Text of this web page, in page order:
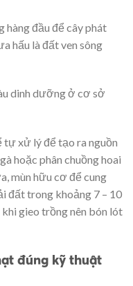
hàng đầu để cây phát
hấu là đất ven sông
dinh dưỡng ở cơ sở
xử lý để tạo ra nguồn
hoặc phân chuồng hoai
mùn hữu cơ để cung
đất trong khoảng 7 – 10
gieo trồng nên bón lót
đúng kỹ thuật